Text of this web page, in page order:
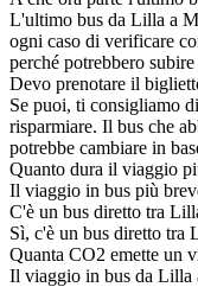
L'ultimo bus da Lilla a
ogni caso di verificare
perché potrebbero
Devo prenotare il
Se puoi, ti consigliamo
risparmiare. Il bus che
potrebbe cambiare in
Quanto dura il viaggio
Il viaggio in bus più
C'è un bus diretto tra
Sì, c'è un bus diretto tra
Quanta CO2 emette un
Il viaggio in bus da Lilla